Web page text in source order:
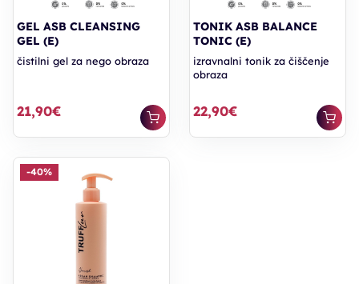
GEL ASB CLEANSING
GEL (E)
čistilni gel za nego obraza
21,90€
TONIK ASB BALANCE
TONIC (E)
izravnalni tonik za čiščenje
obraza
22,90€
-40%